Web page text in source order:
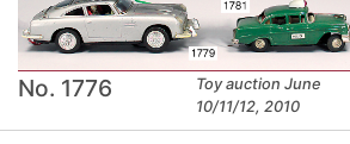
No. 1776
Toy auction June
10/11/12, 2010